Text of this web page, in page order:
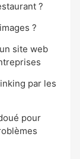
?
?
site web
par les
pour